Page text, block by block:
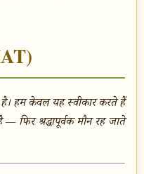
हम केवल यह स्वीकार करते हैं
फिर श्रद्धापूर्वक मौन रह जाते